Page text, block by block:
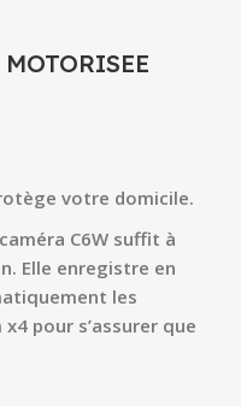
votre domicile.
C6W suffit à
Elle enregistre en
les
pour s’assurer que